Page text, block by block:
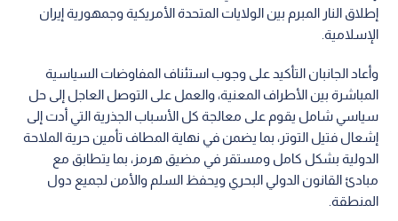
إطلاق النار المبرم بين الولايات المتحدة الأمريكية وجمهورية إيران
الإسلامية.
وأعاد الجانبان التأكيد على وجوب استئناف المفاوضات السياسية
المباشرة بين الأطراف المعنية، والعمل على التوصل العاجل إلى حل
سياسي شامل يقوم على معالجة كل الأسباب الجذرية التي أدت إلى
إشعال فتيل التوتر، بما يضمن في نهاية المطاف تأمين حرية الملاحة
الدولية بشكل كامل ومستقر في مضيق هرمز، بما يتطابق مع
مبادئ القانون الدولي البحري ويحفظ السلم والأمن لجميع دول
المنطقة.